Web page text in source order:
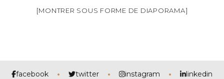
[MONTRER SOUS FORME DE DIAPORAMA]
facebook twitter instagram
linkedin